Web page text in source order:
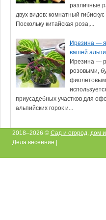
различные
двух видов: комнатный
Поскольку китайская роза,...
Ирезина —
вашей
Ирезина —
розовыми,
приусадебных участков для
альпийских горок и...
2018–2026 © Сад и огород, дом
Дела весенние |